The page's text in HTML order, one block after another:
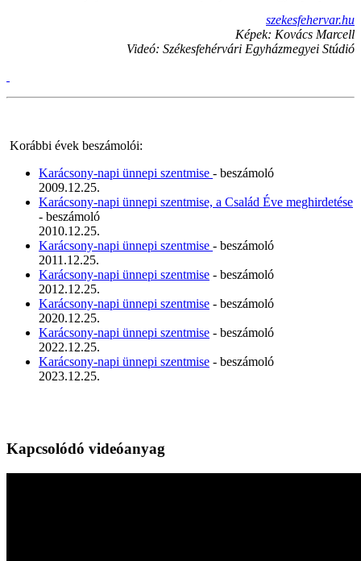
szekesfehervar.hu
Képek: Kovács Marcell
Videó: Székesfehérvári Egyházmegyei Stúdió
Korábbi évek beszámolói:
Karácsony-napi ünnepi szentmise - beszámoló
2009.12.25.
Karácsony-napi ünnepi szentmise, a Család Éve meghirdetése
- beszámoló
2010.12.25.
Karácsony-napi ünnepi szentmise - beszámoló
2011.12.25.
Karácsony-napi ünnepi szentmise - beszámoló
2012.12.25.
Karácsony-napi ünnepi szentmise - beszámoló
2020.12.25.
Karácsony-napi ünnepi szentmise - beszámoló
2022.12.25.
Karácsony-napi ünnepi szentmise - beszámoló
2023.12.25.
Kapcsolódó videóanyag